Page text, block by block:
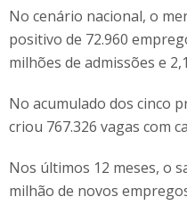
No cenário nacional, o
positivo de 72.960
milhões de admissões e
No acumulado dos cinco
criou 767.326 vagas com
Nos últimos 12 meses, o
milhão de novos